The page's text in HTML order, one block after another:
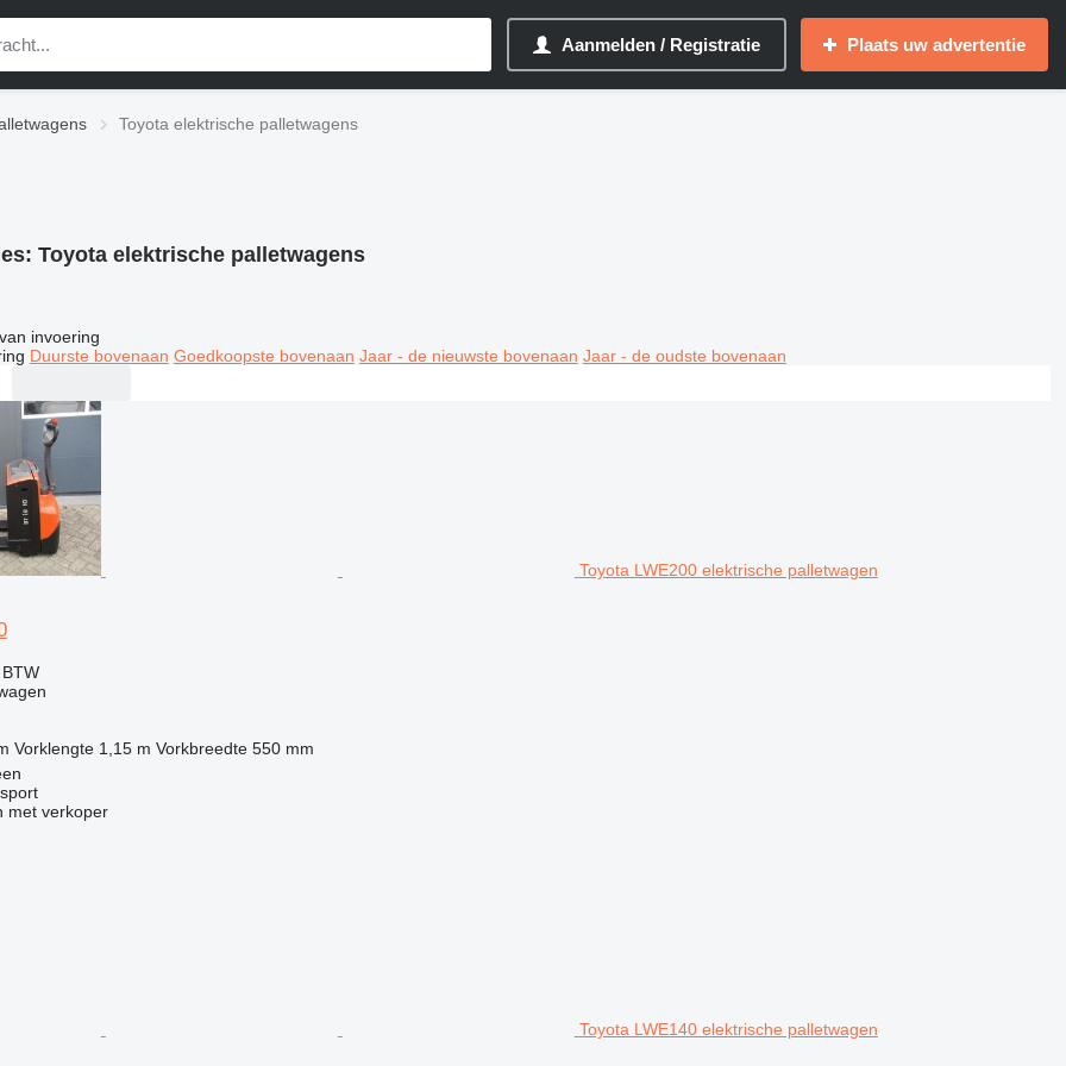
Aanmelden / Registratie Plaats uw advertentie
Toyota elektrische palletwagens
Toyota elektrische palletwagens
invoering
Duurste bovenaan Goedkoopste bovenaan Jaar - de nieuwste bovenaan Jaar - de oudste bovenaan
Toyota LWE200 elektrische palletwagen
Vorklengte 1,15 m Vorkbreedte 550 mm
met verkoper
Toyota LWE140 elektrische palletwagen